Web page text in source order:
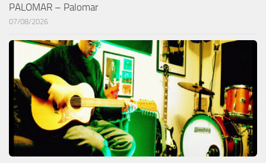
PALOMAR – Palomar
07/08/2026